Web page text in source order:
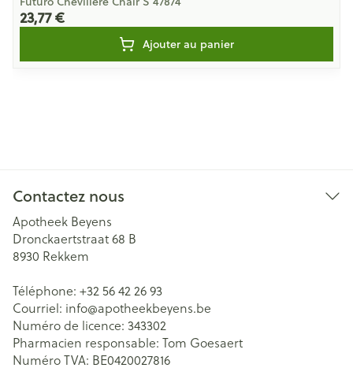
23,77 €
Ajouter au panier
Contactez nous
Apotheek Beyens
Dronckaertstraat 68 B
8930 Rekkem
Téléphone: +32 56 42 26 93
Courriel: info@apotheekbeyens.be
Numéro de licence: 343302
Pharmacien responsable: Tom Goesaert
Numéro TVA: BE0420027816